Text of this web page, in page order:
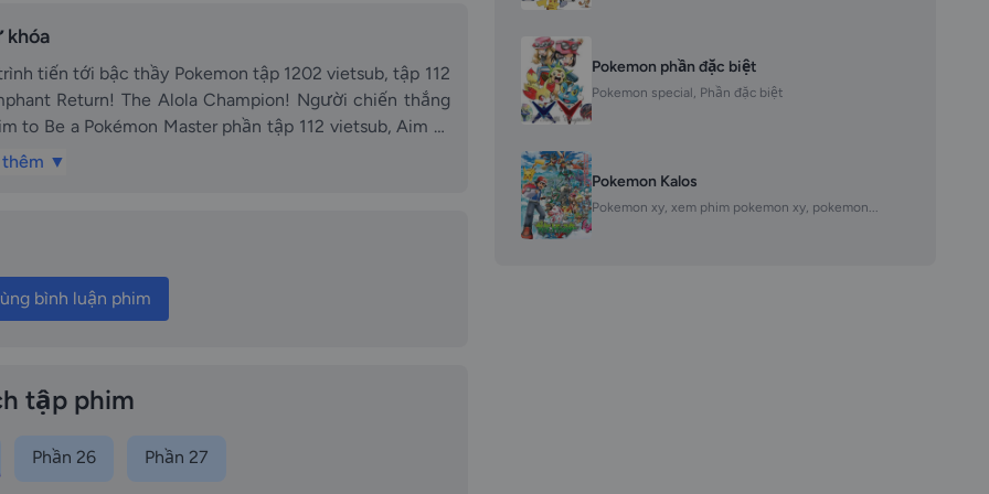
khóa
tới bậc thầy Pokemon tập 1202 vietsub, tập 112
Return! The Alola Champion! Người chiến thắng
Champion! Người chiến thắng trở lại! Nhà vô địch
minh, Aim to Be a Pokémon Master tập 1202 lồng
Pokemon 2022 tập 1202 thuyết minh, Pokemon 2022
thêm ▼
bình luận phim
tập phim
Phần 26 Phần 27
Pokemon phần đặc biệt
Pokemon special, Phần đặc biệt
Pokemon Kalos
Pokemon xy, xem phim pokemon xy, pokemon...